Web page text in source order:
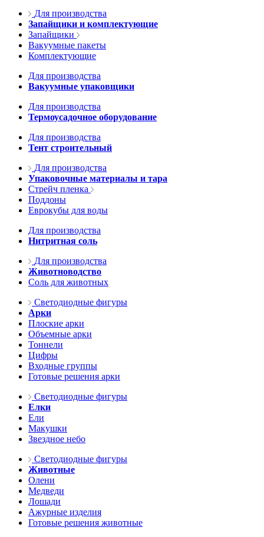
Для производства
Запайщики и комплектующие
Запайщики
Вакуумные пакеты
Комплектующие
Для производства
Вакуумные упаковщики
Для производства
Термоусадочное оборудование
Для производства
Тент строительный
Для производства
Упаковочные материалы и тара
Стрейч пленка
Поддоны
Еврокубы для воды
Для производства
Нитритная соль
Для производства
Животноводство
Соль для животных
Светодиодные фигуры
Арки
Плоские арки
Объемные арки
Тоннели
Цифры
Входные группы
Готовые решения арки
Светодиодные фигуры
Елки
Ели
Макушки
Звездное небо
Светодиодные фигуры
Животные
Олени
Медведи
Лошади
Ажурные изделия
Готовые решения животные